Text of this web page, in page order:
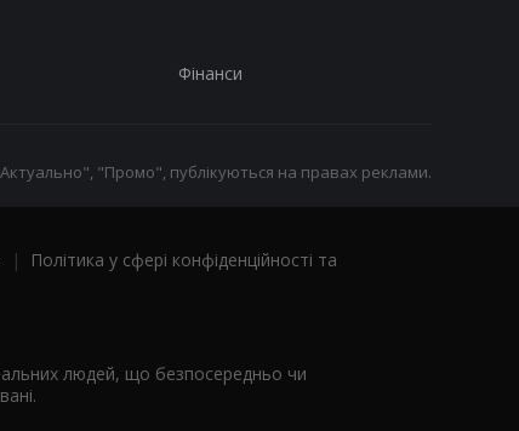
Фінанси
"Промо", публікуються на правах реклами.
|
Політика у сфері конфіденційності та
людей, що безпосередньо чи